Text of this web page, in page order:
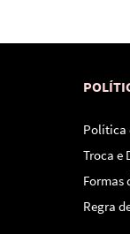
Política
Troca e
Formas
Regra